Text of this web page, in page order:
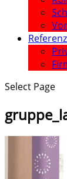
Select Page